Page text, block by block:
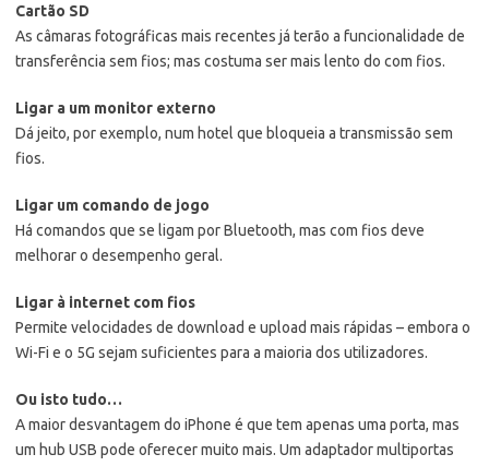
Cartão SD
As câmaras fotográficas mais recentes já terão a funcionalidade de
transferência sem fios; mas costuma ser mais lento do com fios.
Ligar a um monitor externo
Dá jeito, por exemplo, num hotel que bloqueia a transmissão sem
fios.
Ligar um comando de jogo
Há comandos que se ligam por Bluetooth, mas com fios deve
melhorar o desempenho geral.
Ligar à internet com fios
Permite velocidades de download e upload mais rápidas – embora o
Wi-Fi e o 5G sejam suficientes para a maioria dos utilizadores.
Ou isto tudo…
A maior desvantagem do iPhone é que tem apenas uma porta, mas
um hub USB pode oferecer muito mais. Um adaptador multiportas